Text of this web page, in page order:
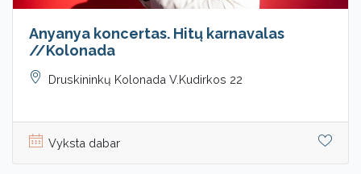
Anyanya koncertas. Hitų karnavalas
//Kolonada
Druskininkų Kolonada V.Kudirkos 22
Vyksta dabar